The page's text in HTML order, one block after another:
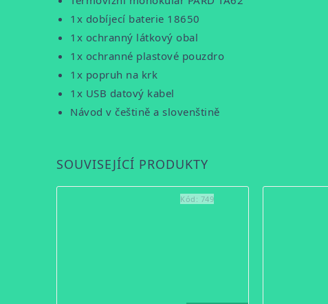
1x dobíjecí baterie 18650
1x ochranný látkový obal
1x ochranné plastové pouzdro
1x popruh na krk
1x USB datový kabel
Návod v češtině a slovenštině
SOUVISEJÍCÍ PRODUKTY
Kód: 749